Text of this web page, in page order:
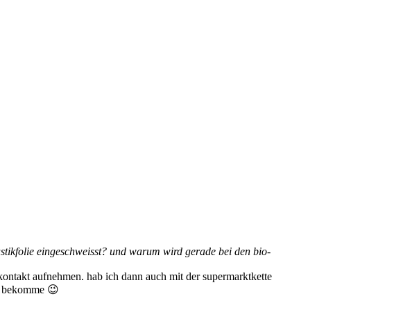
eingeschweisst? und warum wird gerade bei den bio-
aufnehmen. hab ich dann auch mit der supermarktkette
bekomme 😉